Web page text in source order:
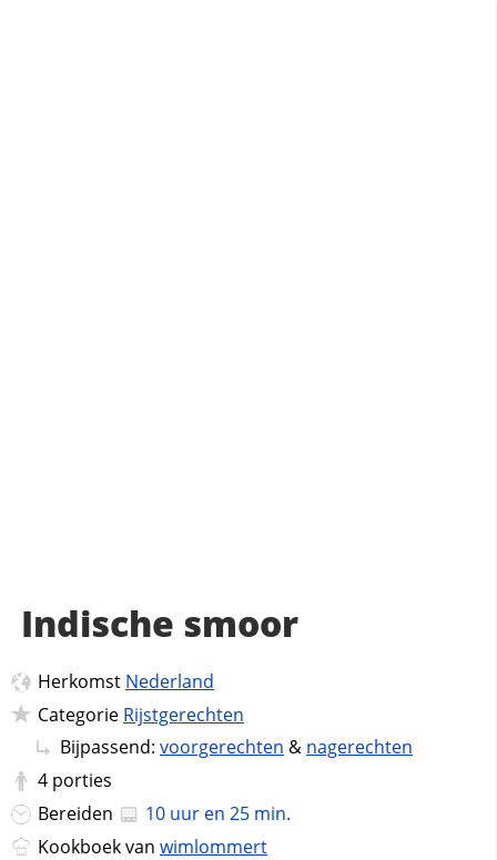
Indische smoor
Herkomst Nederland
Categorie Rijstgerechten
Bijpassend: voorgerechten & nagerechten
4 porties
Bereiden
10 uur en 25 min.
Kookboek van wimlommert